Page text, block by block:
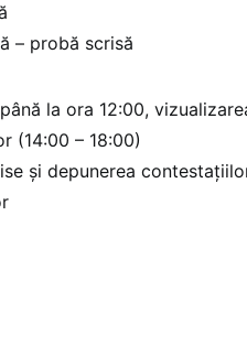
– probă scrisă
la ora 12:00,
(14:00 – 18:00)
și depunerea